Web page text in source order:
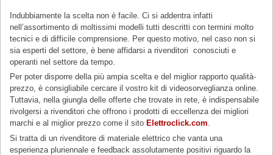
Indubbiamente la scelta non è facile. Ci si addentra infatti
nell’assortimento di moltissimi modelli tutti descritti con termini molto
tecnici e di difficile comprensione. Per questo motivo, nel caso non si
sia esperti del settore, è bene affidarsi a rivenditori conosciuti e
operanti nel settore da tempo.
Per poter disporre della più ampia scelta e del miglior rapporto qualità-
prezzo, è consigliabile cercare il vostro kit di videosorveglianza online.
Tuttavia, nella giungla delle offerte che trovate in rete, è indispensabile
rivolgersi a rivenditori che offrono i prodotti di eccellenza dei migliori
marchi e al miglior prezzo come il sito Elettroclick.com.
Si tratta di un rivenditore di materiale elettrico che vanta una
esperienza pluriennale e feedback assolutamente positivi riguardo la